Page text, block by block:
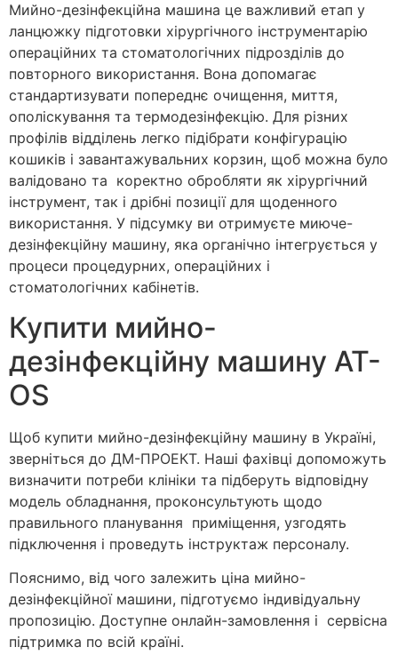
Мийно-дезінфекційна машина це важливий етап у
ланцюжку підготовки хірургічного інструментарію
операційних та стоматологічних підрозділів до
повторного використання. Вона допомагає
стандартизувати попереднє очищення, миття,
ополіскування та термодезінфекцію. Для різних
профілів відділень легко підібрати конфігурацію
кошиків і завантажувальних корзин, щоб можна було
валідовано та коректно обробляти як хірургічний
інструмент, так і дрібні позиції для щоденного
використання. У підсумку ви отримуєте миюче-
дезінфекційну машину, яка органічно інтегрується у
процеси процедурних, операційних і
стоматологічних кабінетів.
Купити мийно-
дезінфекційну машину AT-
OS
Щоб купити мийно-дезінфекційну машину в Україні,
зверніться до ДМ-ПРОЕКТ. Наші фахівці допоможуть
визначити потреби клініки та підберуть відповідну
модель обладнання, проконсультують щодо
правильного планування приміщення, узгодять
підключення і проведуть інструктаж персоналу.
Пояснимо, від чого залежить ціна мийно-
дезінфекційної машини, підготуємо індивідуальну
пропозицію. Доступне онлайн-замовлення і сервісна
підтримка по всій країні.